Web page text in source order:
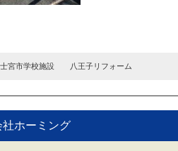
宮市学校施設 八王子リフォーム
社ホーミング